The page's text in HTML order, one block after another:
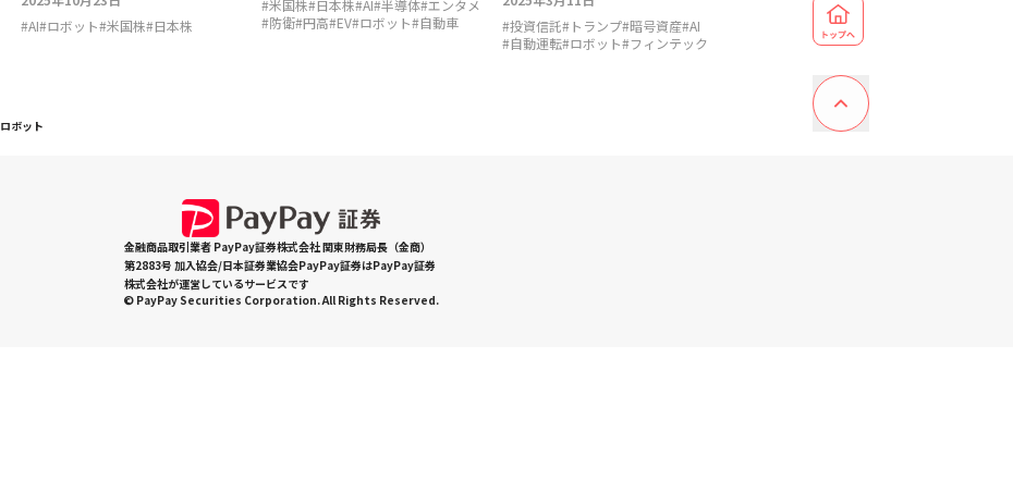
#AI#ロボット#米国株#日本株
#米国株#日本株#AI#半導体#エンタメ
#防衛#円高#EV#ロボット#自動車
#投資信託#トランプ#暗号資産#AI
#自動運転#ロボット#フィンテック
ロボット
金融商品取引業者 PayPay証券株式会社 関東財務局長（金商）
第2883号 加入協会/日本証券業協会PayPay証券はPayPay証券
株式会社が運営しているサービスです
© PayPay Securities Corporation. All Rights Reserved.